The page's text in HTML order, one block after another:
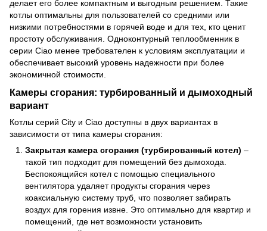
делает его более компактным и выгодным решением. Такие
котлы оптимальны для пользователей со средними или
низкими потребностями в горячей воде и для тех, кто ценит
простоту обслуживания. Одноконтурный теплообменник в
серии Ciao менее требователен к условиям эксплуатации и
обеспечивает высокий уровень надежности при более
экономичной стоимости.
Камеры сгорания: турбированный и дымоходный
вариант
Котлы серий City и Ciao доступны в двух вариантах в
зависимости от типа камеры сгорания:
Закрытая камера сгорания (турбированный котел) –
такой тип подходит для помещений без дымохода.
Беспокоящийся котел с помощью специального
вентилятора удаляет продукты сгорания через
коаксиальную систему труб, что позволяет забирать
воздух для горения извне. Это оптимально для квартир и
помещений, где нет возможности установить